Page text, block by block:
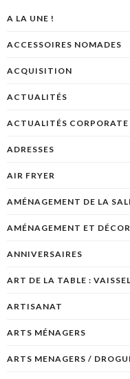
A LA UNE !
ACCESSOIRES NOMADES
ACQUISITION
ACTUALITÉS
ACTUALITÉS CORPORATE
ADRESSES
AIR FRYER
AMÉNAGEMENT DE LA
AMÉNAGEMENT ET
ANNIVERSAIRES
ART DE LA TABLE :
ARTISANAT
ARTS MÉNAGERS
ARTS MENAGERS /